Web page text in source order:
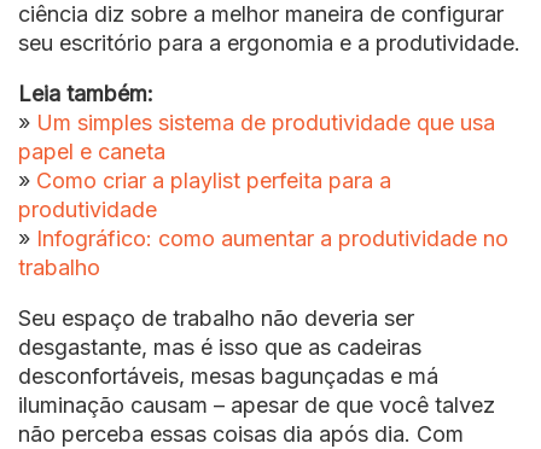
ciência diz sobre a melhor maneira de configurar
seu escritório para a ergonomia e a produtividade.
Leia também:
» Um simples sistema de produtividade que usa
papel e caneta
» Como criar a playlist perfeita para a
produtividade
» Infográfico: como aumentar a produtividade no
trabalho
Seu espaço de trabalho não deveria ser
desgastante, mas é isso que as cadeiras
desconfortáveis, mesas bagunçadas e má
iluminação causam – apesar de que você talvez
não perceba essas coisas dia após dia. Com